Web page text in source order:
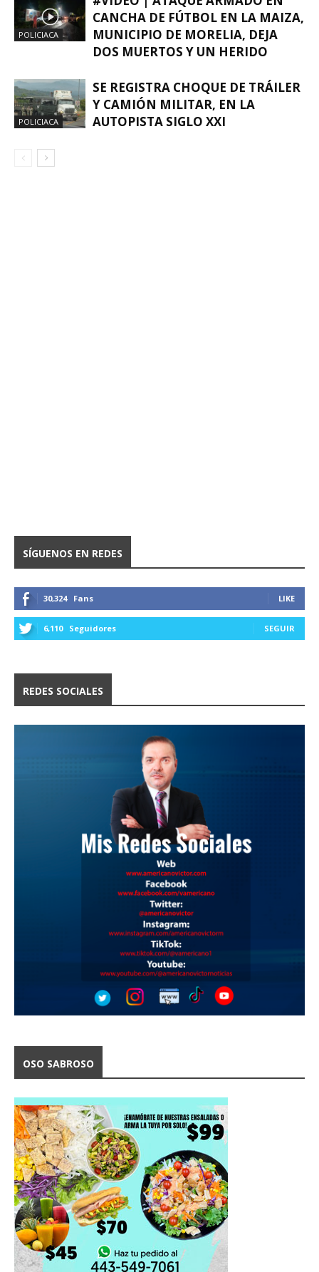
POLICIACA
CANCHA DE FÚTBOL EN LA MAIZA,
MUNICIPIO DE MORELIA, DEJA
DOS MUERTOS Y UN HERIDO
POLICIACA
SE REGISTRA CHOQUE DE TRÁILER
Y CAMIÓN MILITAR, EN LA
AUTOPISTA SIGLO XXI
SÍGUENOS EN REDES
30,324 Fans LIKE
6,110 Seguidores SEGUIR
REDES SOCIALES
OSO SABROSO